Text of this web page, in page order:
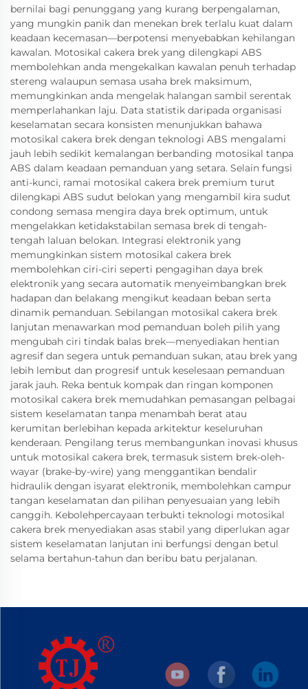
bernilai bagi penunggang yang kurang berpengalaman,
yang mungkin panik dan menekan brek terlalu kuat dalam
keadaan kecemasan—berpotensi menyebabkan kehilangan
kawalan. Motosikal cakera brek yang dilengkapi ABS
membolehkan anda mengekalkan kawalan penuh terhadap
stereng walaupun semasa usaha brek maksimum,
memungkinkan anda mengelak halangan sambil serentak
memperlahankan laju. Data statistik daripada organisasi
keselamatan secara konsisten menunjukkan bahawa
motosikal cakera brek dengan teknologi ABS mengalami
jauh lebih sedikit kemalangan berbanding motosikal tanpa
ABS dalam keadaan pemanduan yang setara. Selain fungsi
anti-kunci, ramai motosikal cakera brek premium turut
dilengkapi ABS sudut belokan yang mengambil kira sudut
condong semasa mengira daya brek optimum, untuk
mengelakkan ketidakstabilan semasa brek di tengah-
tengah laluan belokan. Integrasi elektronik yang
memungkinkan sistem motosikal cakera brek
membolehkan ciri-ciri seperti pengagihan daya brek
elektronik yang secara automatik menyeimbangkan brek
hadapan dan belakang mengikut keadaan beban serta
dinamik pemanduan. Sebilangan motosikal cakera brek
lanjutan menawarkan mod pemanduan boleh pilih yang
mengubah ciri tindak balas brek—menyediakan hentian
agresif dan segera untuk pemanduan sukan, atau brek yang
lebih lembut dan progresif untuk keselesaan pemanduan
jarak jauh. Reka bentuk kompak dan ringan komponen
motosikal cakera brek memudahkan pemasangan pelbagai
sistem keselamatan tanpa menambah berat atau
kerumitan berlebihan kepada arkitektur keseluruhan
kenderaan. Pengilang terus membangunkan inovasi khusus
untuk motosikal cakera brek, termasuk sistem brek-oleh-
wayar (brake-by-wire) yang menggantikan bendalir
hidraulik dengan isyarat elektronik, membolehkan campur
tangan keselamatan dan pilihan penyesuaian yang lebih
canggih. Kebolehpercayaan terbukti teknologi motosikal
cakera brek menyediakan asas stabil yang diperlukan agar
sistem keselamatan lanjutan ini berfungsi dengan betul
selama bertahun-tahun dan beribu batu perjalanan.